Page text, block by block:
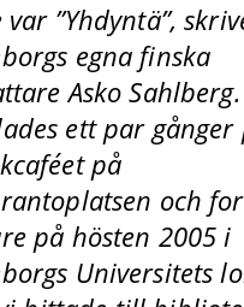
var ”Yhdyntä”,
egna finska
Asko
ett par gånger
på
och
på hösten 2005 i
Universitets